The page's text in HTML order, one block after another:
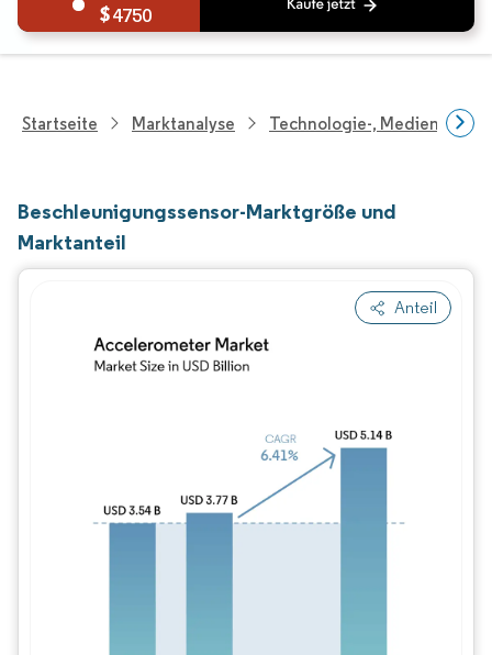
4750
Startseite Marktanalyse Technologie-, Medien- Und
Beschleunigungssensor-Marktgröße und
Marktanteil
Anteil